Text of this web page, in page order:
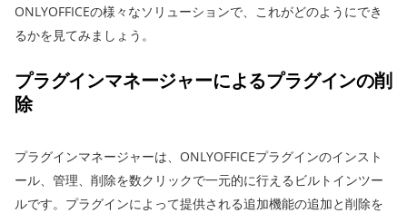
ONLYOFFICEの様々なソリューションで、これがどのようにでき
るかを見てみましょう。
プラグインマネージャーによるプラグインの削
除
プラグインマネージャーは、ONLYOFFICEプラグインのインスト
ール、管理、削除を数クリックで一元的に行えるビルトインツー
ルです。プラグインによって提供される追加機能の追加と削除を